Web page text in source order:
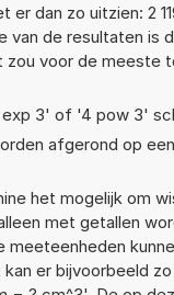
dan zo uitzien: 2
van de resultaten is
voor de meeste
3' of '4 pow 3'
afgerond op
het mogelijk om
met getallen
er bijvoorbeeld